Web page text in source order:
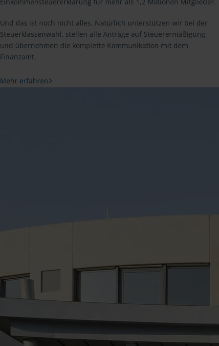
Und das ist noch nicht alles. Natürlich unterstützen wir bei der
Steuerklassenwahl, stellen alle Anträge auf Steuerermäßigung
und übernehmen die komplette Kommunikation mit dem
Finanzamt.
Mehr erfahren